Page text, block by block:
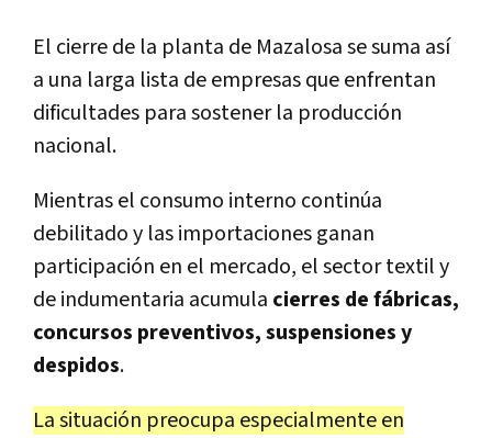
El cierre de la planta de Mazalosa se suma así
a una larga lista de empresas que enfrentan
dificultades para sostener la producción
nacional.
Mientras el consumo interno continúa
debilitado y las importaciones ganan
participación en el mercado, el sector textil y
de indumentaria acumula cierres de fábricas,
concursos preventivos, suspensiones y
despidos.
La situación preocupa especialmente en